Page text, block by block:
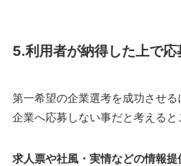
5.利用者が納得した上で応
第一希望の企業選考を成功させ
企業へ応募しない事だと考えると
求人票や社風・実情などの情報